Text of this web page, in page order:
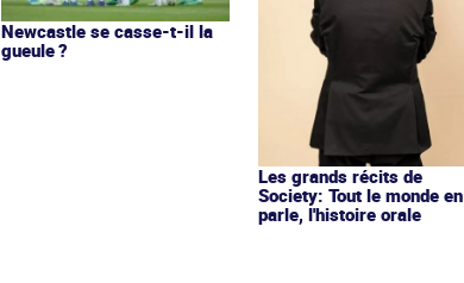
Newcastle se casse-t-il la
gueule ?
Les grands récits de
Society: Tout le monde en
parle, l'histoire orale